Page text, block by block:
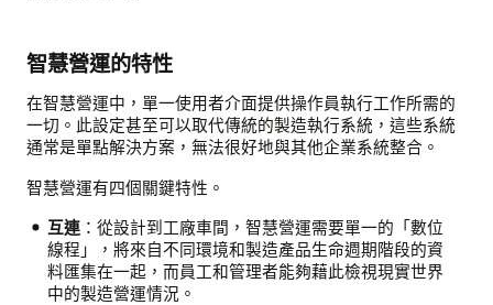
智慧營運的特性
在智慧營運中，單一使用者介面提供操作員執行工作所需的
一切。此設定甚至可以取代傳統的製造執行系統，這些系統
通常是單點解決方案，無法很好地與其他企業系統整合。
智慧營運有四個關鍵特性。
互連：從設計到工廠車間，智慧營運需要單一的「數位
線程」，將來自不同環境和製造產品生命週期階段的資
料匯集在一起，而員工和管理者能夠藉此檢視現實世界
中的製造營運情況。